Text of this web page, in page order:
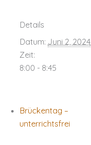
Details
Datum: Juni 2, 2024
Zeit:
8:00 - 8:45
Brückentag –
unterrichtsfrei